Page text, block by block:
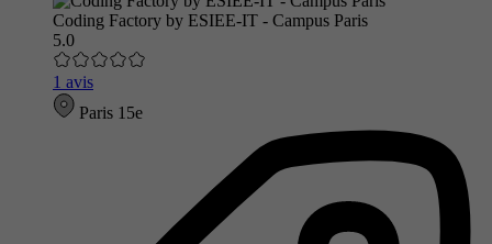
Coding Factory by ESIEE-IT - Campus Paris
5.0
1 avis
Paris 15e